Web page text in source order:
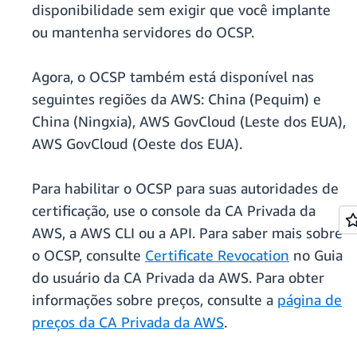
disponibilidade sem exigir que você implante
ou mantenha servidores do OCSP.
Agora, o OCSP também está disponível nas
seguintes regiões da AWS: China (Pequim) e
China (Ningxia), AWS GovCloud (Leste dos EUA),
AWS GovCloud (Oeste dos EUA).
Para habilitar o OCSP para suas autoridades de
certificação, use o console da CA Privada da
AWS, a AWS CLI ou a API. Para saber mais sobre
o OCSP, consulte Certificate Revocation no Guia
do usuário da CA Privada da AWS. Para obter
informações sobre preços, consulte a página de
preços da CA Privada da AWS.